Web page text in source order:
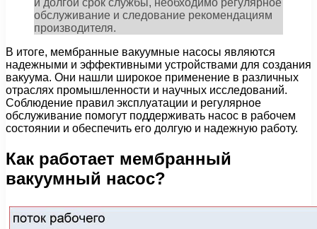
и долгой срок службы, необходимо регулярное
обслуживание и следование рекомендациям
производителя.
В итоге, мембранные вакуумные насосы являются
надежными и эффективными устройствами для создания
вакуума. Они нашли широкое применение в различных
отраслях промышленности и научных исследований.
Соблюдение правил эксплуатации и регулярное
обслуживание помогут поддерживать насос в рабочем
состоянии и обеспечить его долгую и надежную работу.
Как работает мембранный
вакуумный насос?